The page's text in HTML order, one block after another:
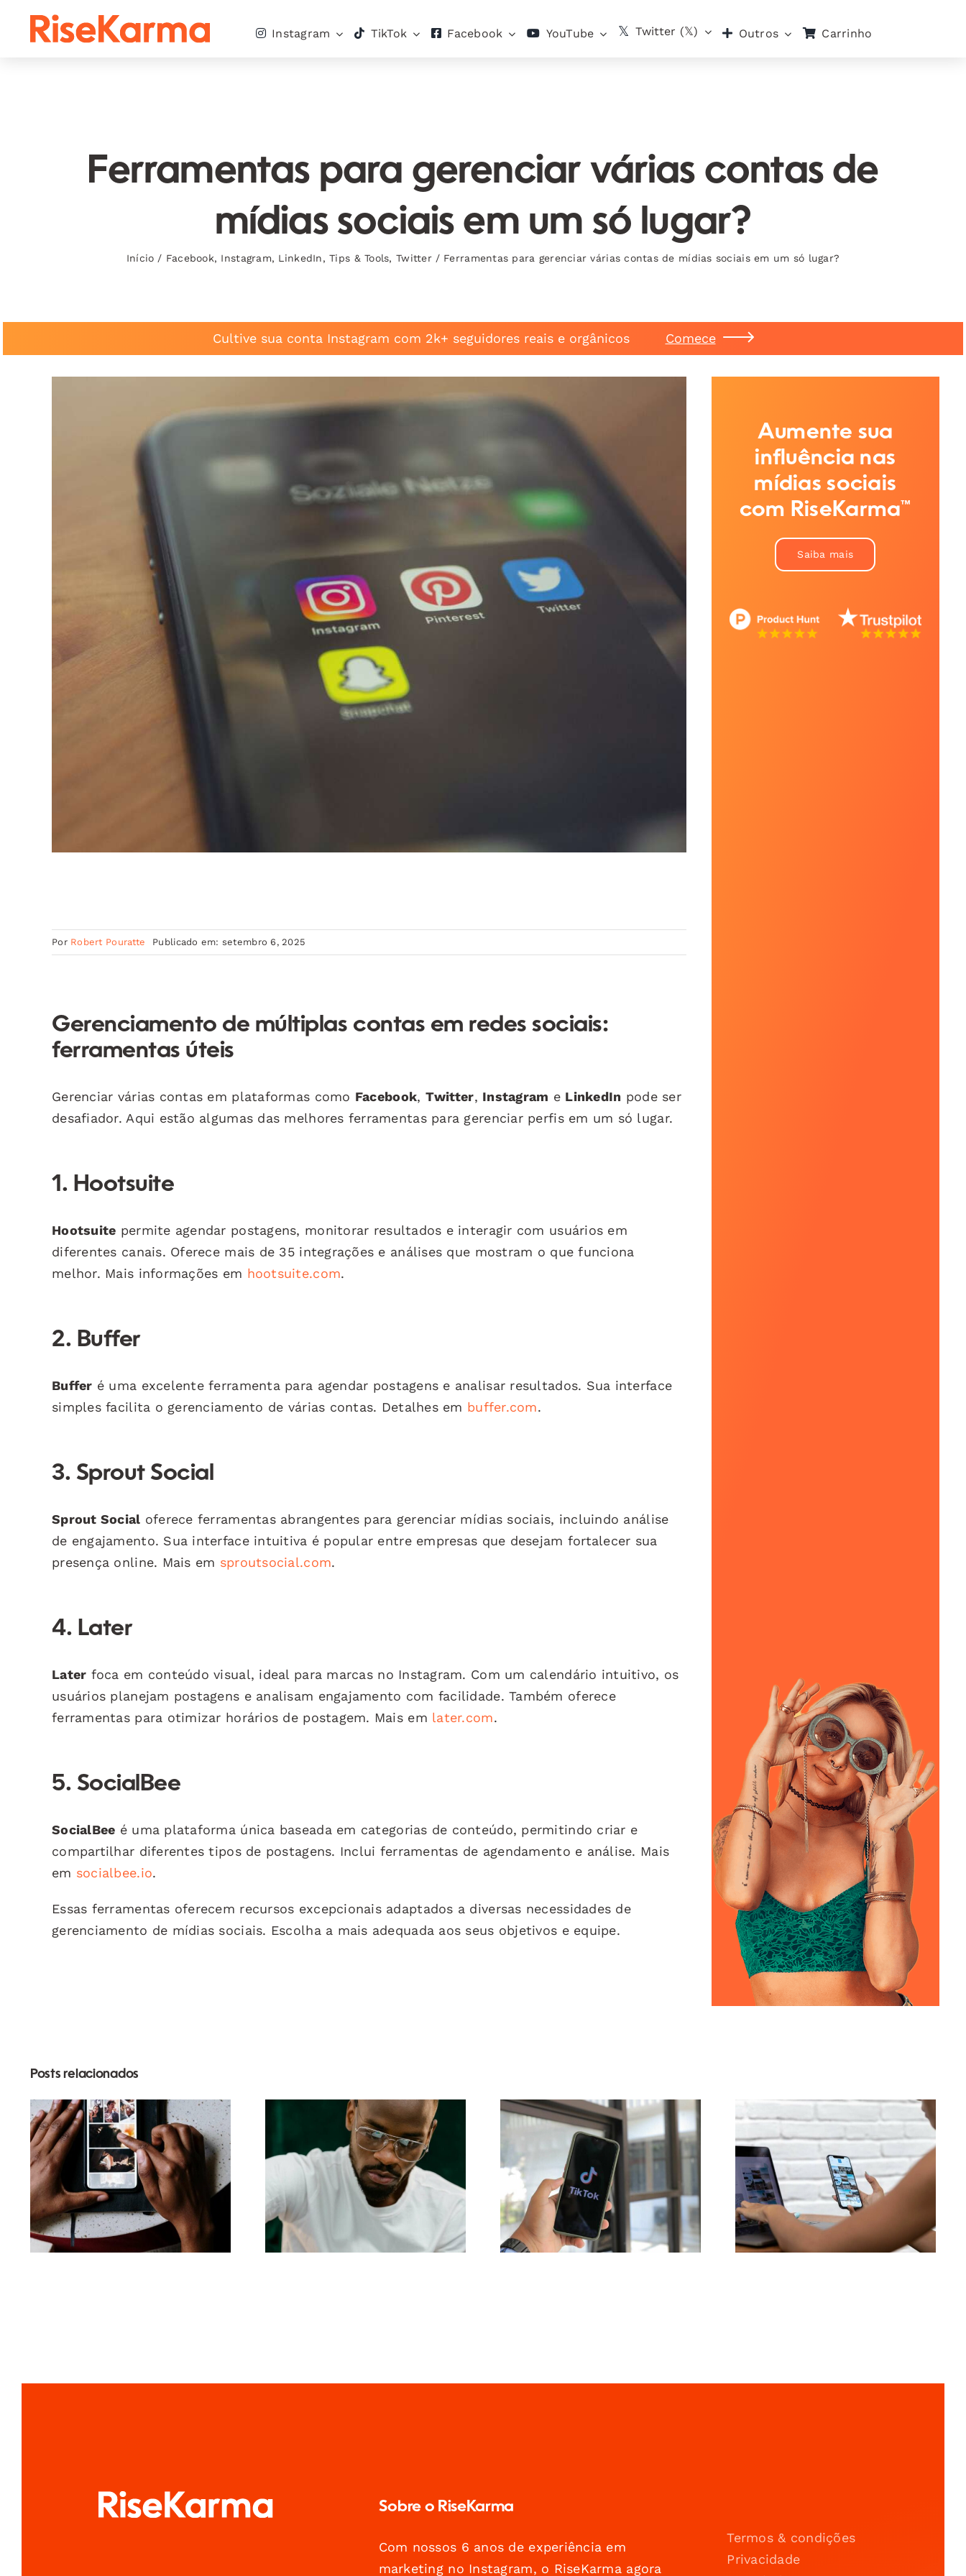
Instagram TikTok Facebook YouTube Twitter (𝕏) Outros Carrinho
Ferramentas para gerenciar várias contas de
mídias sociais em um só lugar?
Início / Facebook, Instagram, LinkedIn,Tips & Tools, Twitter / Ferramentas para gerenciar várias contas de mídias sociais em um só lugar?
Cultive sua conta Instagram com 2k+ seguidores reais e orgânicos Comece
Por Robert Pouratte Publicado em: setembro 6, 2025
Gerenciamento de múltiplas contas em redes sociais:
ferramentas úteis
Gerenciar várias contas em plataformas como Facebook, Twitter, Instagram e LinkedIn pode ser
desafiador. Aqui estão algumas das melhores ferramentas para gerenciar perfis em um só lugar.
1. Hootsuite
Hootsuite permite agendar postagens, monitorar resultados e interagir com usuários em
diferentes canais. Oferece mais de 35 integrações e análises que mostram o que funciona
melhor. Mais informações em hootsuite.com.
2. Buffer
Buffer é uma excelente ferramenta para agendar postagens e analisar resultados. Sua interface
simples facilita o gerenciamento de várias contas. Detalhes em buffer.com.
3. Sprout Social
Sprout Social oferece ferramentas abrangentes para gerenciar mídias sociais, incluindo análise
de engajamento. Sua interface intuitiva é popular entre empresas que desejam fortalecer sua
presença online. Mais em sproutsocial.com.
4. Later
Later foca em conteúdo visual, ideal para marcas no Instagram. Com um calendário intuitivo, os
usuários planejam postagens e analisam engajamento com facilidade. Também oferece
ferramentas para otimizar horários de postagem. Mais em later.com.
5. SocialBee
SocialBee é uma plataforma única baseada em categorias de conteúdo, permitindo criar e
compartilhar diferentes tipos de postagens. Inclui ferramentas de agendamento e análise. Mais
em socialbee.io.
Essas ferramentas oferecem recursos excepcionais adaptados a diversas necessidades de
gerenciamento de mídias sociais. Escolha a mais adequada aos seus objetivos e equipe.
Aumente sua
influência nas
mídias sociais
com RiseKarma™
Saiba mais
Posts relacionados
Melhores apps para
animar fotos e criar
posts envolventes no
Facebook
Top 17 Dicas
Avançadas para
Entender o Algoritmo
do TikTok
Maximizando o
Alcance:
Ferramentas Eficazes
de Postagem
Multiplataforma para
2024
As 3 principais
plataformas para
encontrar ideias de
UGC (Conteúdo
Gerado pelo Usuário)
Sobre o RiseKarma
Com nossos 6 anos de experiência em
marketing no Instagram, o RiseKarma agora
Termos & condições
Privacidade